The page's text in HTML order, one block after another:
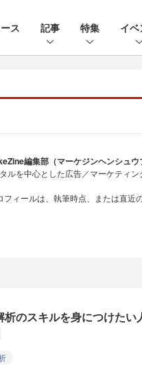
ス 記事 特集 イベ
編集部（マーケジンヘンシュウ
ルを中心とした広告／マーケティ
フィールは、執筆時点、または直近
析のスキルを身につけた